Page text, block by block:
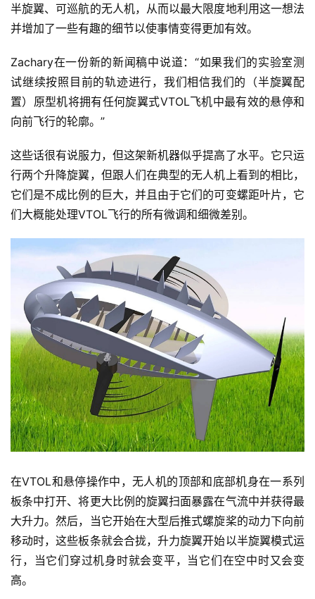
半旋翼、可巡航的无人机，从而以最大限度地利用这一想法
并增加了一些有趣的细节以使事情变得更加有效。
Zachary在一份新的新闻稿中说道：“如果我们的实验室测
试继续按照目前的轨迹进行，我们相信我们的（半旋翼配
置）原型机将拥有任何旋翼式VTOL飞机中最有效的悬停和
向前飞行的轮廓。”
这些话很有说服力，但这架新机器似乎提高了水平。它只运
行两个升降旋翼，但跟人们在典型的无人机上看到的相比，
它们是不成比例的巨大，并且由于它们的可变螺距叶片，它
们大概能处理VTOL飞行的所有微调和细微差别。
在VTOL和悬停操作中，无人机的顶部和底部机身在一系列
板条中打开、将更大比例的旋翼扫面暴露在气流中并获得最
大升力。然后，当它开始在大型后推式螺旋桨的动力下向前
移动时，这些板条就会合拢，升力旋翼开始以半旋翼模式运
行，当它们穿过机身时就会变平，当它们在空中时又会变
高。